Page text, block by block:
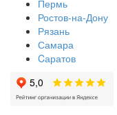
Пермь
Ростов-на-Дону
Рязань
Самара
Cаратов